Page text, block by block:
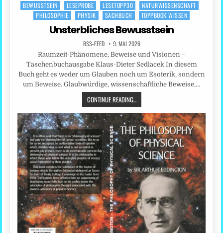
Posted
BEWUSSTSEIN LESEPROBE LESETOPP30
NATURWISSENSCHAFT
PHILOSOPHIE
PHYSIK SACHBUCH TOPPBOOK WISSEN
Unsterbliches Bewusstsein
RSS-FEED 9. MAI 2026
Raumzeit-Phänomene, Beweise und Visionen –
Taschenbuchausgabe Klaus-Dieter Sedlacek In diesem
Buch geht es weder um Glauben noch um Esoterik, sondern
um Beweise. Glaubwürdige, wissenschaftliche Beweise,…
CONTINUE READING...